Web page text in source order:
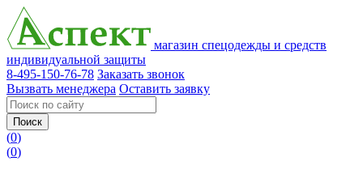
магазин спецодежды и средств
индивидуальной защиты
8-495-150-76-78 Заказать звонок
Вызвать менеджера Оставить заявку
Поиск
(0)
(0)